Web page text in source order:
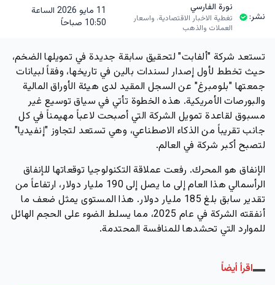
نشر:
نورة الفارسي
تغطية الاخبار الاقتصادية، واسعار
العملات والذهب
11 مايو 2026 الساعة
10:50 صباحاً
تستعد شركة "ألفابت" لتحقيق سابقة جديدة في تمويلها الضخم،
حيث تخطط لأول إصدار لسندات بالين في تاريخها، وفقاً لبيانات
جمعتها "بلومبرغ" عن السجل المقيد لدى هيئة الأوراق المالية
والبورصات الأمريكية. هذه الخطوة تأتي في سياق توسيع غير
مسبوق لقاعدة تمويل الشركة التي أصبحت لاعباً مهيمناً في كل
جانب تقريباً من الذكاء الاصطناعي، وهي تستعد لتجاوز "إنفيديا"
لتصبح أكبر شركة في العالم.
الإنفاق هو المحرك. رفعت عملاقة التكنولوجيا توقعاتها للإنفاق
الرأسمالي هذا العام إلى ما يصل إلى 190 مليار دولار، ارتفاعاً من
تقدير سابق بلغ 185 مليار دولار. هذا المستوى يمثل ضعف ما
أنفقته الشركة في عام 2025، مما يسلط الضوء على الحجم الهائل
للموارد التي تحشدها للمنافسة المحتدمة.
اقرأ أيضاً